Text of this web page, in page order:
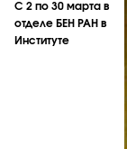
С 2 по 30 марта в
отделе БЕН РАН в
Институте